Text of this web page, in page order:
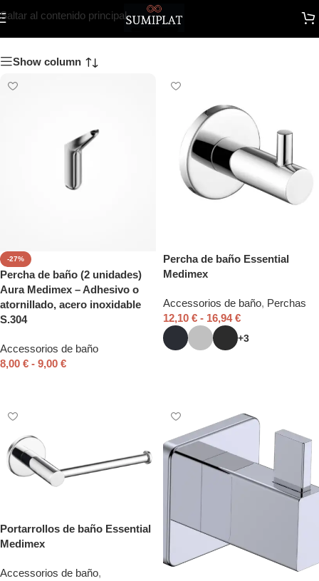
Saltar al contenido principal
medimex
Show column
-27%
Percha de baño (2 unidades)
Aura Medimex – Adhesivo o
atornillado, acero inoxidable
S.304
Accessorios de baño
8,00 € - 9,00 €
Percha de baño Essential
Medimex
Accessorios de baño, Perchas
12,10 € - 16,94€
+3
Portarrollos de baño Essential
Medimex
Accessorios de baño,